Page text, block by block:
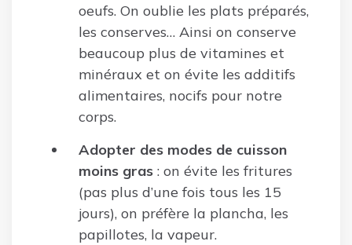
oeufs. On oublie les plats préparés,
les conserves… Ainsi on conserve
beaucoup plus de vitamines et
minéraux et on évite les additifs
alimentaires, nocifs pour notre
corps.
Adopter des modes de cuisson
moins gras : on évite les fritures
(pas plus d’une fois tous les 15
jours), on préfère la plancha, les
papillotes, la vapeur.